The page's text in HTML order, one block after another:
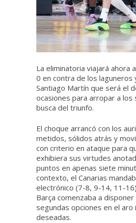
La eliminatoria viajará ahora
0 en contra de los laguneros
Santiago Martín que será el
ocasiones para arropar a los
busca del triunfo.
El choque arrancó con los
metidos, sólidos atrás y
con criterio en ataque para
exhibiera sus virtudes
puntos en apenas siete
contexto, el Canarias
electrónico (7-8, 9-14, 11-
Barça comenzaba a
segundas opciones en el aro
deseadas.